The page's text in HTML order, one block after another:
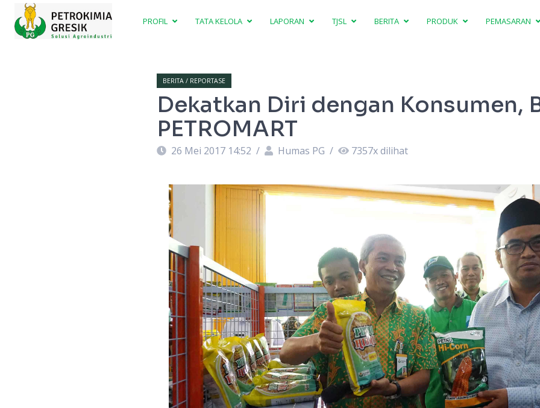
PROFIL TATA KELOLA LAPORAN TJSL BERITA PRODUK PEMASARAN
BERITA / REPORTASE
Dekatkan Diri dengan Konsumen,
PETROMART
26 Mei 2017 14:52 / Humas PG / 7357x dilihat